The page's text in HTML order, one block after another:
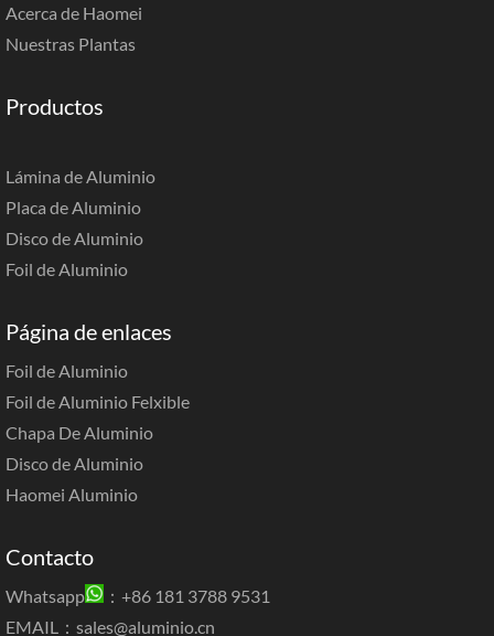
Acerca de Haomei
Nuestras Plantas
Productos
Lámina de Aluminio
Placa de Aluminio
Disco de Aluminio
Foil de Aluminio
Página de enlaces
Foil de Aluminio
Foil de Aluminio Felxible
Chapa De Aluminio
Disco de Aluminio
Haomei Aluminio
Contacto
Whatsapp
：+86 181 3788 9531
EMAIL： sales@aluminio.cn